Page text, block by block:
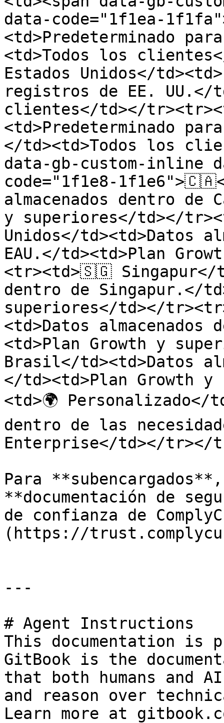
data-code="1f1ea-
<td>Predeterminado
<td>Todos los
Estados Unidos</
registros de EE. UU.</
clientes</td></
<td>Predeterminado
</td><td>Todos los
data-gb-custom-inline
code="1f1e8-
almacenados dentro de
y superiores</td></
Unidos</td><td>Datos
EAU.</td><td>Plan
<tr><td>🇸🇬 Singapur</
dentro de Singapur.</
superiores</td></
<td>Datos
<td>Plan Growth y
Brasil</td><td>Datos
</td><td>Plan Growth
<td>🌍 Personalizado</
dentro de las
Enterprise</td></tr></
Para
**documentación de
de confianza de
(https://
---
# Agent Instructions
This documentation is
GitBook is the
that both humans and
and reason over
Learn more at